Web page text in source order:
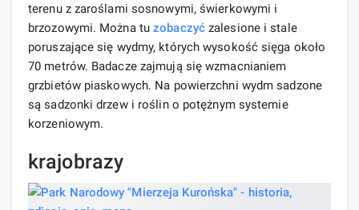
terenu z zaroślami sosnowymi, świerkowymi i
brzozowymi. Można tuzobaczyćzalesione i stale
poruszające się wydmy, których wysokość sięga około
70 metrów. Badacze zajmują się wzmacnianiem
grzbietów piaskowych. Na powierzchni wydm sadzone
są sadzonki drzew i roślin o potężnym systemie
korzeniowym.
krajobrazy